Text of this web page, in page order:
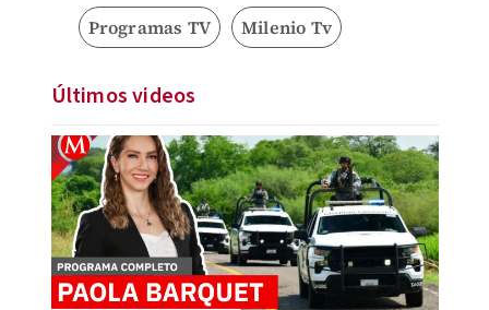
Programas TV Milenio Tv
Últimos videos